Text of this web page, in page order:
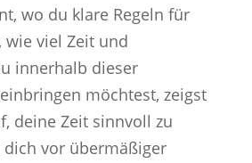
wo du klare Regeln für
viel Zeit und
innerhalb dieser
möchtest, zeigst
deine Zeit sinnvoll zu
vor übermäßiger